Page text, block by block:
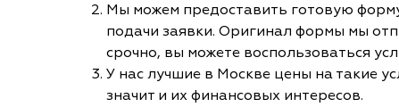
Мы можем предоставить готовую
подачи заявки. Оригинал формы мы
срочно, вы можете воспользоваться
У нас лучшие в Москве цены на такие
значит и их финансовых интересов.